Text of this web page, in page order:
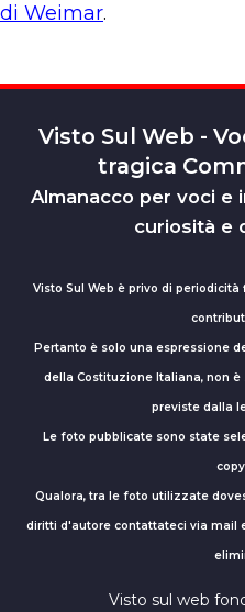
di Weimar.
Visto Sul Web -
tragica
Almanacco per voci e
curiosità e
Visto Sul Web è privo di
Pertanto è solo una espressione
della Costituzione Italiana, non
previste dalla
Le foto pubblicate sono state
Qualora, tra le foto utilizzate
diritti d'autore contattateci via mail
Visto sul web